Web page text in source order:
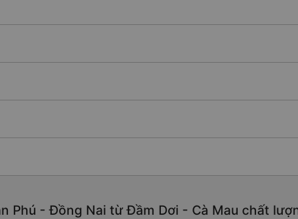
Phú - Đồng Nai từ Đầm Dơi - Cà Mau chất